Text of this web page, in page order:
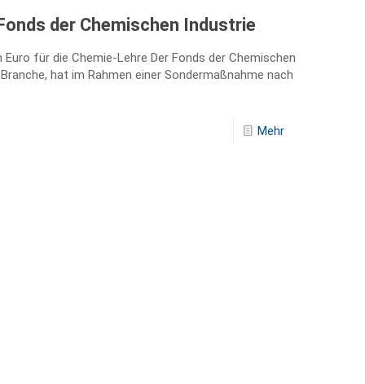
der Chemischen Industrie
für die Chemie-Lehre Der Fonds der Chemischen
hat im Rahmen einer Sondermaßnahme nach
Mehr